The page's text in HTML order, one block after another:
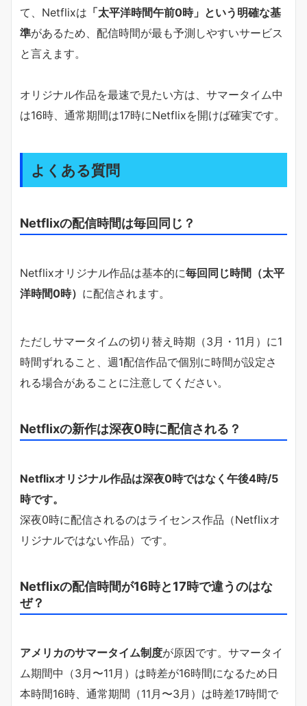
て、Netflixは 「太平洋時間午前0時」という明確な基
準があるため、配信時間が最も予測しやすいサービス
と言えます。
オリジナル作品を最速で見たい方は、サマータイム中
は16時、通常期間は17時にNetflixを開けば確実です。
よくある質問
Netflixの配信時間は毎回同じ？
Netflixオリジナル作品は基本的に毎回同じ時間（太平
洋時間0時） に配信されます。
ただしサマータイムの切り替え時期（3月・11月）に1
時間ずれること、週1配信作品で個別に時間が設定さ
れる場合があることに注意してください。
Netflixの新作は深夜0時に配信される？
Netflixオリジナル作品は深夜0時ではなく午後4時/5
時です。
深夜0時に配信されるのはライセンス作品（Netflixオ
リジナルではない作品）です。
Netflixの配信時間が16時と17時で違うのはな
ぜ？
アメリカのサマータイム制度が原因です。サマータイ
ム期間中（3月〜11月）は時差が16時間になるため日
本時間16時、通常期間（11月〜3月）は時差17時間で